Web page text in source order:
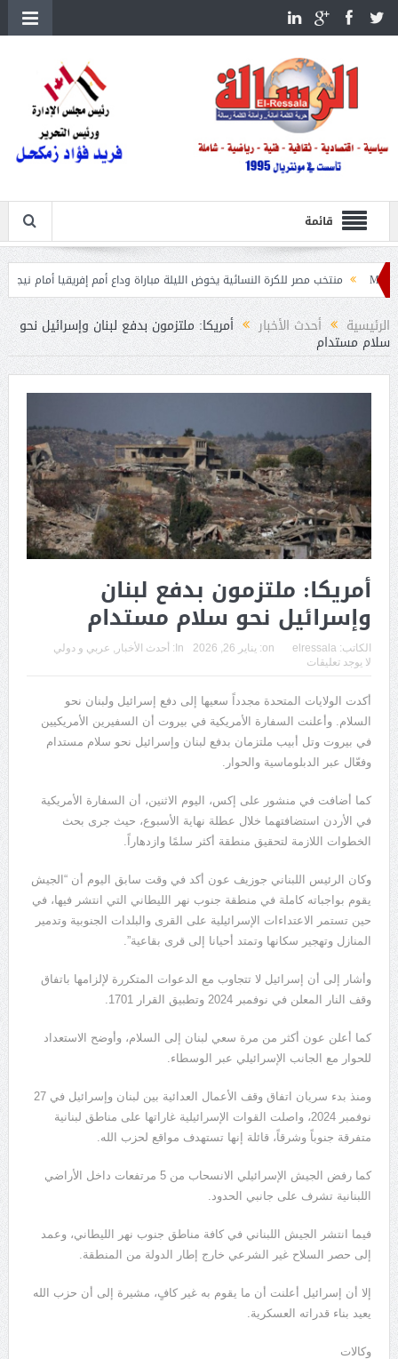
قائمة
مصر للكرة النسائية يخوض الليلة مباراة وداع أمم إفريقيا أمام نيجيريا
الرئيسية أحدث الأخبار أمريكا: ملتزمون بدفع لبنان وإسرائيل نحو
سلام مستدام
أمريكا: ملتزمون بدفع لبنان
وإسرائيل نحو سلام مستدام
الكاتب: elressala
on: يناير 26, 2026 In: أحدث الأخبار
عربي و دولي
لا يوجد تعليقات
أكدت الولايات المتحدة مجدداً سعيها إلى دفع إسرائيل ولبنان نحو
السلام. وأعلنت السفارة الأمريكية في بيروت أن السفيرين الأمريكيين
في بيروت وتل أبيب ملتزمان بدفع لبنان وإسرائيل نحو سلام مستدام
وفعّال عبر الدبلوماسية والحوار.
كما أضافت في منشور على إكس، اليوم الاثنين، أن السفارة الأمريكية
في الأردن استضافتهما خلال عطلة نهاية الأسبوع، حيث جرى بحث
الخطوات اللازمة لتحقيق منطقة أكثر سلمًا وازدهاراً.
وكان الرئيس اللبناني جوزيف عون أكد في وقت سابق اليوم أن “الجيش
يقوم بواجباته كاملة في منطقة جنوب نهر الليطاني التي انتشر فيها، في
حين تستمر الاعتداءات الإسرائيلية على القرى والبلدات الجنوبية وتدمير
المنازل وتهجير سكانها وتمتد أحيانا إلى قرى بقاعية”.
وأشار إلى أن إسرائيل لا تتجاوب مع الدعوات المتكررة لإلزامها باتفاق
وقف النار المعلن في نوفمبر 2024 وتطبيق القرار 1701.
كما أعلن عون أكثر من مرة سعي لبنان إلى السلام، وأوضح الاستعداد
للحوار مع الجانب الإسرائيلي عبر الوسطاء.
ومنذ بدء سريان اتفاق وقف الأعمال العدائية بين لبنان وإسرائيل في 27
نوفمبر 2024، واصلت القوات الإسرائيلية غاراتها على مناطق لبنانية
متفرقة جنوباً وشرقاً، قائلة إنها تستهدف مواقع لحزب الله.
كما رفض الجيش الإسرائيلي الانسحاب من 5 مرتفعات داخل الأراضي
اللبنانية تشرف على جانبي الحدود.
فيما انتشر الجيش اللبناني في كافة مناطق جنوب نهر الليطاني، وعمد
إلى حصر السلاح غير الشرعي خارج إطار الدولة من المنطقة.
إلا أن إسرائيل أعلنت أن ما يقوم به غير كافٍ، مشيرة إلى أن حزب الله
يعيد بناء قدراته العسكرية.
وكالات